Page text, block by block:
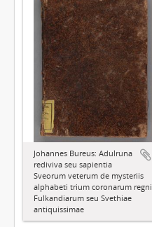
Johannes Bureus: Adulruna
rediviva seu sapientia
Sveorum veterum de mysteriis
alphabeti trium coronarum regni
Fulkandiarum seu Svethiae
antiquissimae